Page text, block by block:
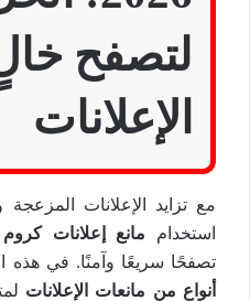
لتصفح
الإعلانات
مع تزايد الإعلانات
استخدام مانع إعلانات كروم
تصفحًا سريعًا وآمنًا. في هذه
أنواع من مانعات الإعلانات